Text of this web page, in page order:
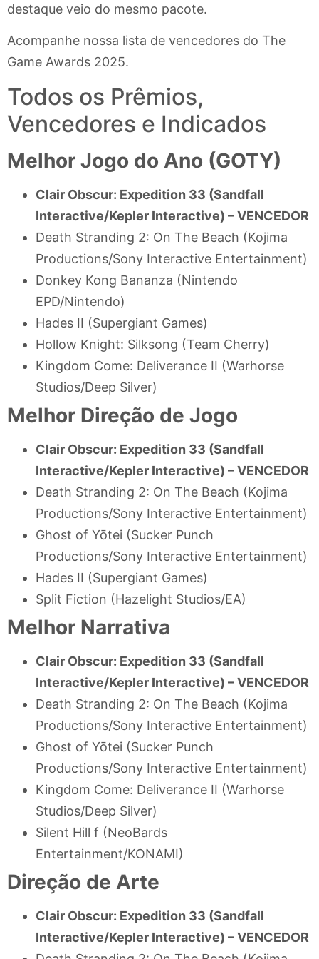
destaque veio do mesmo pacote.
Acompanhe nossa lista de vencedores do The
Game Awards 2025.
Todos os Prêmios,
Vencedores e Indicados
Melhor Jogo do Ano (GOTY)
Clair Obscur: Expedition 33 (Sandfall
Interactive/Kepler Interactive) –VENCEDOR
Death Stranding 2: On The Beach (Kojima
Productions/Sony Interactive Entertainment)
Donkey Kong Bananza (Nintendo
EPD/Nintendo)
Hades II (Supergiant Games)
Hollow Knight: Silksong (Team Cherry)
Kingdom Come: Deliverance II (Warhorse
Studios/Deep Silver)
Melhor Direção de Jogo
Clair Obscur: Expedition 33 (Sandfall
Interactive/Kepler Interactive) –VENCEDOR
Death Stranding 2: On The Beach (Kojima
Productions/Sony Interactive Entertainment)
Ghost of Yōtei (Sucker Punch
Productions/Sony Interactive Entertainment)
Hades II (Supergiant Games)
Split Fiction (Hazelight Studios/EA)
Melhor Narrativa
Clair Obscur: Expedition 33 (Sandfall
Interactive/Kepler Interactive) –VENCEDOR
Death Stranding 2: On The Beach (Kojima
Productions/Sony Interactive Entertainment)
Ghost of Yōtei (Sucker Punch
Productions/Sony Interactive Entertainment)
Kingdom Come: Deliverance II (Warhorse
Studios/Deep Silver)
Silent Hill f (NeoBards
Entertainment/KONAMI)
Direção de Arte
Clair Obscur: Expedition 33 (Sandfall
Interactive/Kepler Interactive) –VENCEDOR